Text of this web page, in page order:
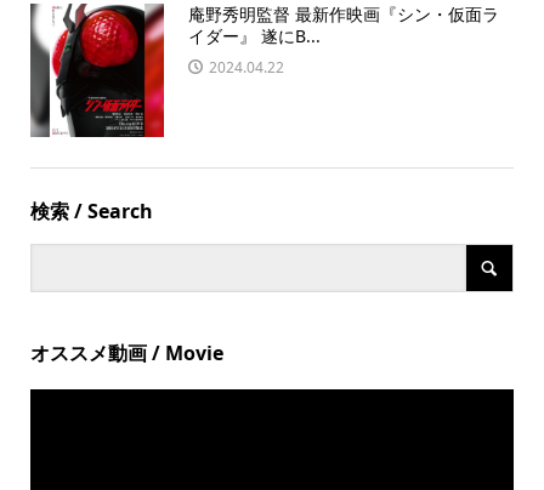
庵野秀明監督 最新作映画『シン・仮面ラ
イダー』 遂にB...
2024.04.22
検索 / Search
オススメ動画 / Movie